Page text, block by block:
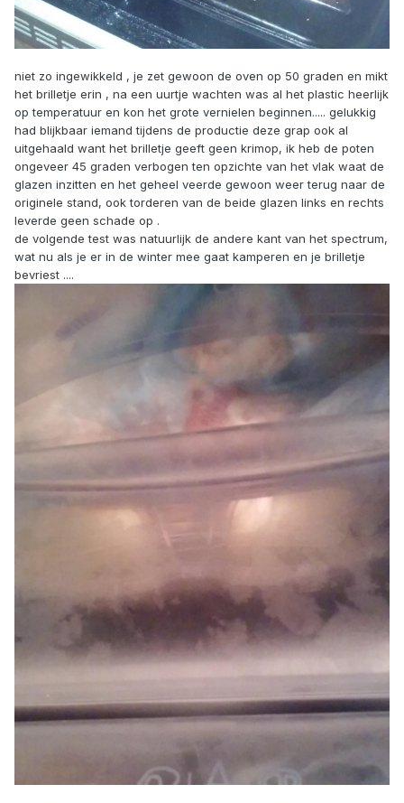
niet zo ingewikkeld , je zet gewoon de oven op 50 graden en mikt
het brilletje erin , na een uurtje wachten was al het plastic heerlijk
op temperatuur en kon het grote vernielen beginnen..... gelukkig
had blijkbaar iemand tijdens de productie deze grap ook al
uitgehaald want het brilletje geeft geen krimop, ik heb de poten
ongeveer 45 graden verbogen ten opzichte van het vlak waat de
glazen inzitten en het geheel veerde gewoon weer terug naar de
originele stand, ook torderen van de beide glazen links en rechts
leverde geen schade op .
de volgende test was natuurlijk de andere kant van het spectrum,
wat nu als je er in de winter mee gaat kamperen en je brilletje
bevriest ....